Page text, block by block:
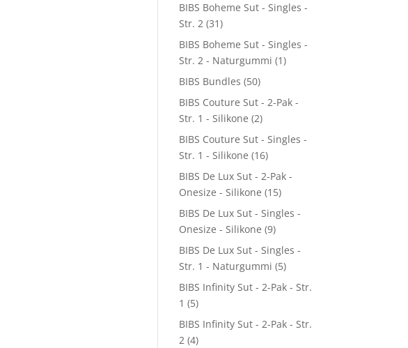
BIBS Boheme Sut - Singles -
Str. 2 (31)
BIBS Boheme Sut - Singles -
Str. 2 - Naturgummi (1)
BIBS Bundles (50)
BIBS Couture Sut - 2-Pak -
Str. 1 - Silikone (2)
BIBS Couture Sut - Singles -
Str. 1 - Silikone (16)
BIBS De Lux Sut - 2-Pak -
Onesize - Silikone (15)
BIBS De Lux Sut - Singles -
Onesize - Silikone (9)
BIBS De Lux Sut - Singles -
Str. 1 - Naturgummi (5)
BIBS Infinity Sut - 2-Pak - Str.
1 (5)
BIBS Infinity Sut - 2-Pak - Str.
2 (4)